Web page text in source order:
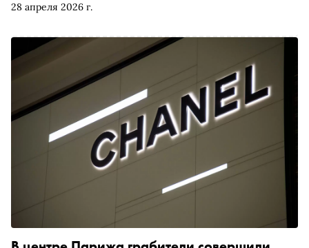
28 апреля 2026 г.
архивные формы и циферблаты из камней, которым
часовом мире редко бывает простой: даже возвращение
к лаконичности здесь оборачивается новыми
калибрами, перезапуском легенд и механизмами на
сотни деталей